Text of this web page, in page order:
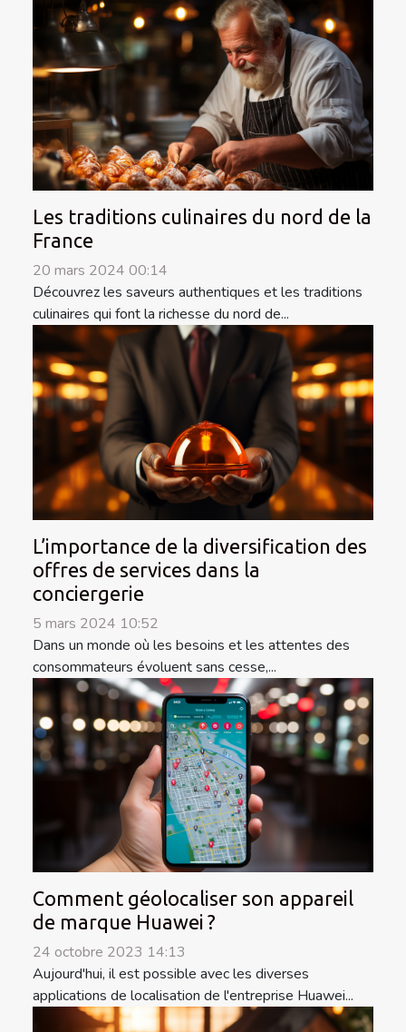
Les traditions culinaires du nord de la
France
20 mars 2024 00:14
Découvrez les saveurs authentiques et les traditions
culinaires qui font la richesse du nord de...
L’importance de la diversification des
offres de services dans la
conciergerie
5 mars 2024 10:52
Dans un monde où les besoins et les attentes des
consommateurs évoluent sans cesse,...
Comment géolocaliser son appareil
de marque Huawei ?
24 octobre 2023 14:13
Aujourd'hui, il est possible avec les diverses
applications de localisation de l'entreprise Huawei...